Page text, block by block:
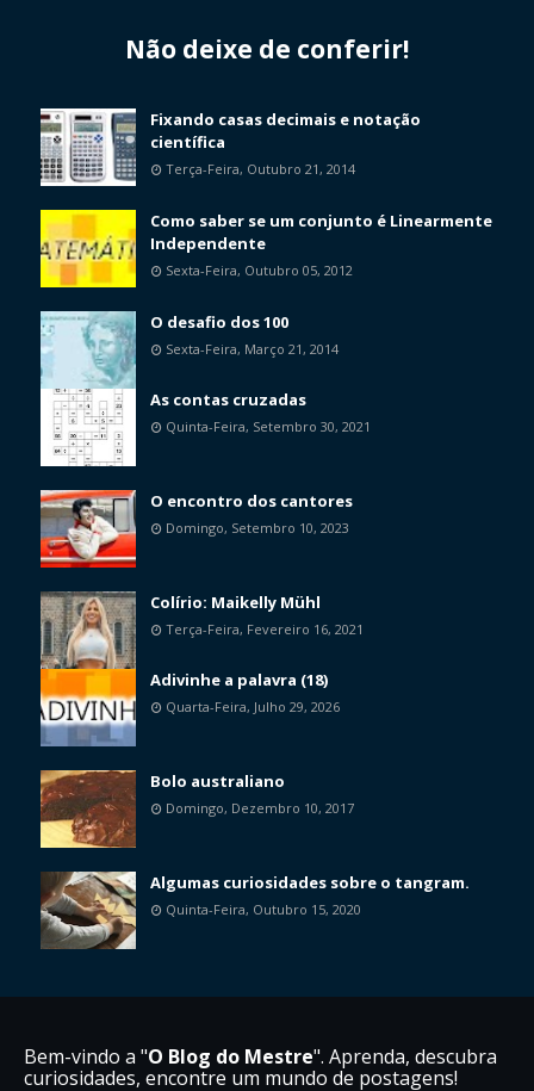
Não deixe de conferir!
Fixando casas decimais e notação
científica
Terça-Feira, Outubro 21, 2014
Como saber se um conjunto é Linearmente
Independente
Sexta-Feira, Outubro 05, 2012
O desafio dos 100
Sexta-Feira, Março 21, 2014
As contas cruzadas
Quinta-Feira, Setembro 30, 2021
O encontro dos cantores
Domingo, Setembro 10, 2023
Colírio: Maikelly Mühl
Terça-Feira, Fevereiro 16, 2021
Adivinhe a palavra (18)
Quarta-Feira, Julho 29, 2026
Bolo australiano
Domingo, Dezembro 10, 2017
Algumas curiosidades sobre o tangram.
Quinta-Feira, Outubro 15, 2020
Bem-vindo a "O Blog do Mestre". Aprenda, descubra
curiosidades, encontre um mundo de postagens!